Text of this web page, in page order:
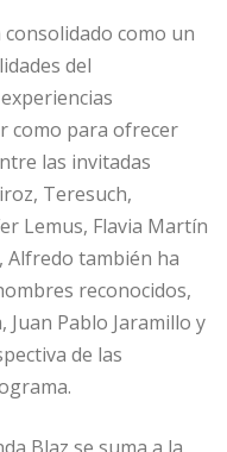
consolidado como un
del
como para ofrecer
las invitadas
Teresuch,
Lemus, Flavia Martín
Alfredo también ha
reconocidos,
Juan Pablo Jaramillo y
de las